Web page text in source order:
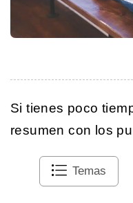
Si tienes poco
resumen con los
Temas